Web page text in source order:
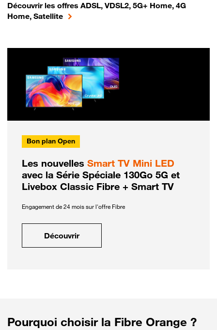
Découvrir les offres ADSL, VDSL2, 5G+ Home, 4G
Home, Satellite
Bon plan Open
Les nouvelles Smart TV Mini LED
avec la Série Spéciale 130Go 5G et
Livebox Classic Fibre + Smart TV
Engagement de 24 mois sur l'offre Fibre
Découvrir
Pourquoi choisir la Fibre Orange ?